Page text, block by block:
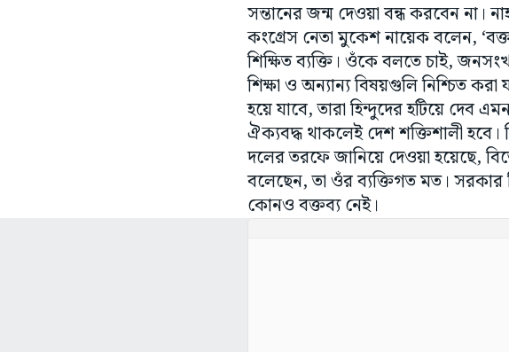
সন্তানের জন্ম দেওয়া বন্ধ করবেন না।
কংগ্রেস নেতা মুকেশ নায়েক বলেন,
শিক্ষিত ব্যক্তি। ওঁকে বলতে চাই,
শিক্ষা ও অন্যান্য বিষয়গুলি নিশ্চিত
হয়ে যাবে, তারা হিন্দুদের হটিয়ে দেব
ঐক্যবদ্ধ থাকলেই দেশ শক্তিশালী হবে।
দলের তরফে জানিয়ে দেওয়া হয়েছে,
বলেছেন, তা ওঁর ব্যক্তিগত মত। সরকার
কোনও বক্তব্য নেই।